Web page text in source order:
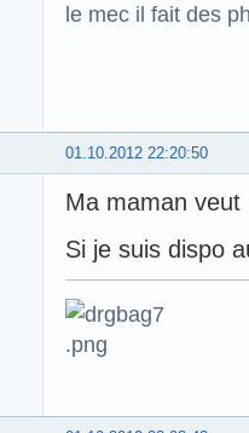
le mec il fait des
01.10.2012 22:20:50
Ma maman veut
Si je suis dispo